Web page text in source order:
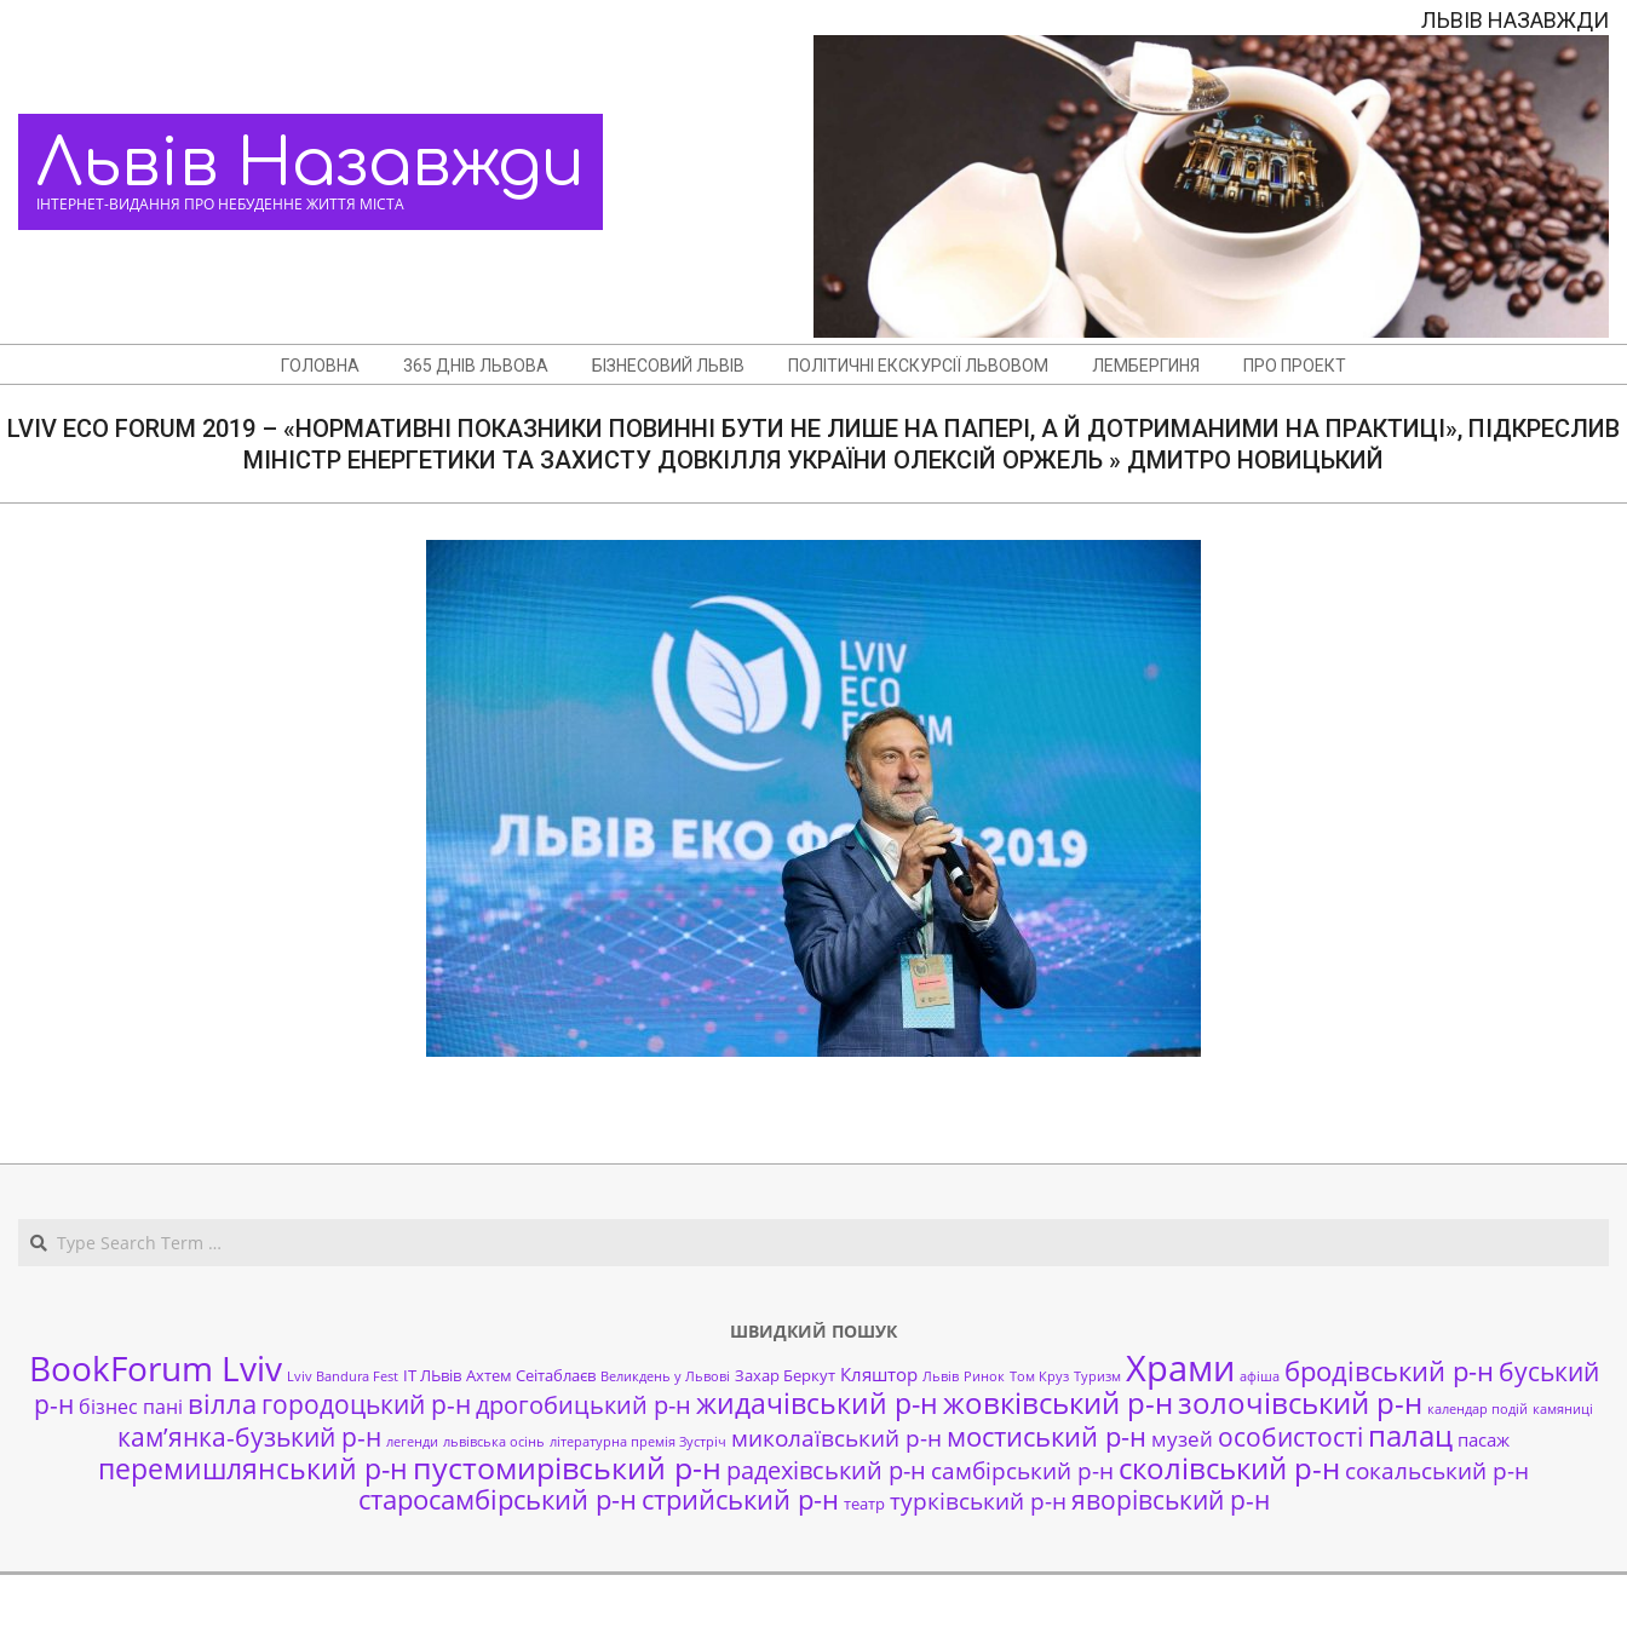
Львів Назавжди
ІНТЕРНЕТ-ВИДАННЯ ПРО НЕБУДЕННЕ ЖИТТЯ МІСТА
ЛЬВІВ НАЗАВЖДИ
Menu
ГОЛОВНА 365 ДНІВ ЛЬВОВА БІЗНЕСОВИЙ ЛЬВІВ ПОЛІТИЧНІ ЕКСКУРСІЇ ЛЬВОВОМ ЛЕМБЕРГИНЯ ПРО ПРОЕКТ
LVIV ECO FORUM 2019 – «НОРМАТИВНІ ПОКАЗНИКИ ПОВИННІ БУТИ НЕ ЛИШЕ НА ПАПЕРІ, А Й ДОТРИМАНИМИ НА ПРАКТИЦІ», ПІДКРЕСЛИВ
МІНІСТР ЕНЕРГЕТИКИ ТА ЗАХИСТУ ДОВКІЛЛЯ УКРАЇНИ ОЛЕКСІЙ ОРЖЕЛЬ » ДМИТРО НОВИЦЬКИЙ
09-
ШВИДКИЙ ПОШУК
BookForum Lviv Lviv Bandura Fest ІТ ЛЬвів Ахтем Сеітаблаєв Великдень у Львові Захар Беркут Кляштор Львів Ринок Том Круз Туризм Храми афіша бродівський р-н буський
р-н бізнес пані вілла городоцький р-ндрогобицький р-н жидачівський р-нжовківський р-нзолочівський р-н календар подій камяниці
кам’янка-бузький р-н легенди львівська осінь літературна премія Зустріч миколаївський р-н мостиський р-н музей особистості палац пасаж
перемишлянський р-н пустомирівський р-н радехівський р-н самбірський р-н сколівський р-н сокальський р-н
старосамбірський р-н стрийський р-н театр турківський р-н яворівський р-н